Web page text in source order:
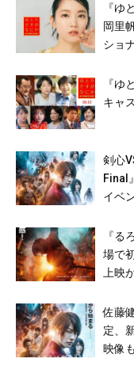
『ゆ
岡里
ショ
『ゆ
キャ
剣心
Final
イベ
『る
場で
上映
佐藤
定、
映像も